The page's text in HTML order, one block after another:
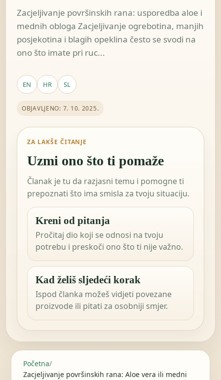
Zacjeljivanje površinskih rana: usporedba aloe i
mednih obloga Zacjeljivanje ogrebotina, manjih
posjekotina i blagih opeklina često se svodi na
ono što imate pri ruc...
EN HR SL
OBJAVLJENO: 7. 10. 2025.
ZA LAKŠE ČITANJE
Uzmi ono što ti pomaže
Članak je tu da razjasni temu i pomogne ti
prepoznati što ima smisla za tvoju situaciju.
Kreni od pitanja
Pročitaj dio koji se odnosi na tvoju
potrebu i preskoči ono što ti nije važno.
Kad želiš sljedeći korak
Ispod članka možeš vidjeti povezane
proizvode ili pitati za osobniji smjer.
Početna/
Zacjeljivanje površinskih rana: Aloe vera ili medni